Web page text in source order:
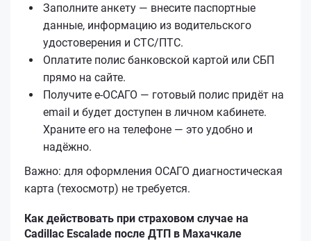
Заполните анкету — внесите паспортные
данные, информацию из водительского
удостоверения и СТС/ПТС.
Оплатите полис банковской картой или СБП
прямо на сайте.
Получите е‑ОСАГО — готовый полис придёт на
email и будет доступен в личном кабинете.
Храните его на телефоне — это удобно и
надёжно.
Важно: для оформления ОСАГО диагностическая
карта (техосмотр) не требуется.
Как действовать при страховом случае на
Cadillac Escalade после ДТП в Махачкале